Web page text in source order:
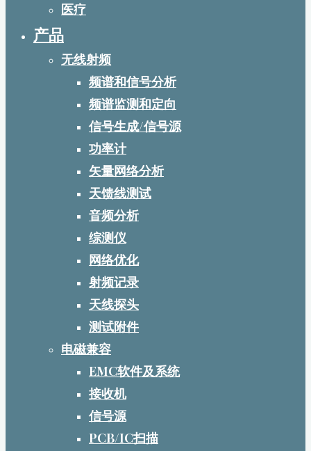
医疗
产品
无线射频
频谱和信号分析
频谱监测和定向
信号生成/信号源
功率计
矢量网络分析
天馈线测试
音频分析
综测仪
网络优化
射频记录
天线探头
测试附件
电磁兼容
EMC软件及系统
接收机
信号源
PCB/IC扫描